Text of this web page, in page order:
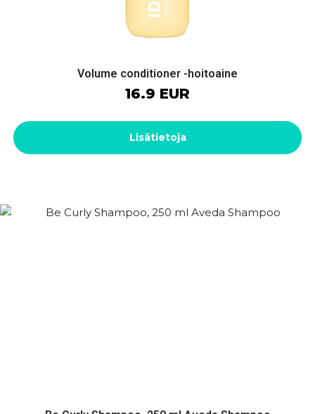
Volume conditioner -hoitoaine
16.9 EUR
Lisätietoja